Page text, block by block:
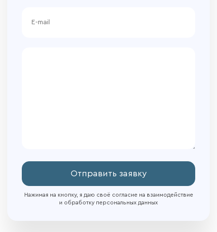
Отправить заявку
Нажимая на кнопку, я даю своё согласие на взаимодействие
и обработку персональных данных